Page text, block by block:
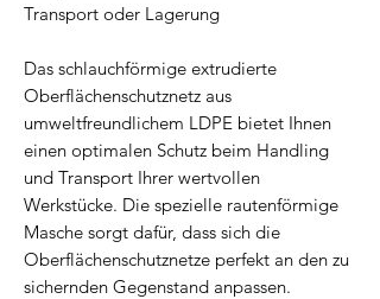
Transport oder Lagerung
Das schlauchförmige extrudierte
Oberflächenschutznetz aus
umweltfreundlichem LDPE bietet Ihnen
einen optimalen Schutz beim Handling
und Transport Ihrer wertvollen
Werkstücke. Die spezielle rautenförmige
Masche sorgt dafür, dass sich die
Oberflächenschutznetze perfekt an den zu
sichernden Gegenstand anpassen.